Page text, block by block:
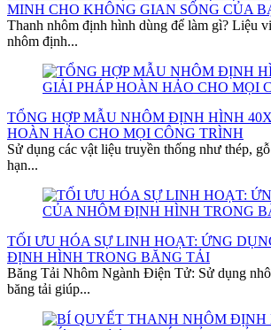
MINH CHO KHÔNG GIAN SỐNG CỦA
Thanh nhôm định hình dùng để làm gì? Liệu
nhôm định...
TỔNG HỢP MẪU NHÔM ĐỊNH HÌNH
HOÀN HẢO CHO MỌI CÔNG TRÌNH
Sử dụng các vật liệu truyền thống như thép,
hạn...
TỐI ƯU HÓA SỰ LINH HOẠT: ỨNG
ĐỊNH HÌNH TRONG BĂNG TẢI
Băng Tải Nhôm Ngành Điện Tử: Sử dụng
băng tải giúp...